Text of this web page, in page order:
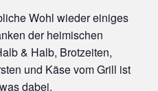
Wohl wieder einiges
der heimischen
& Halb, Brotzeiten,
und Käse vom Grill ist
dabei.